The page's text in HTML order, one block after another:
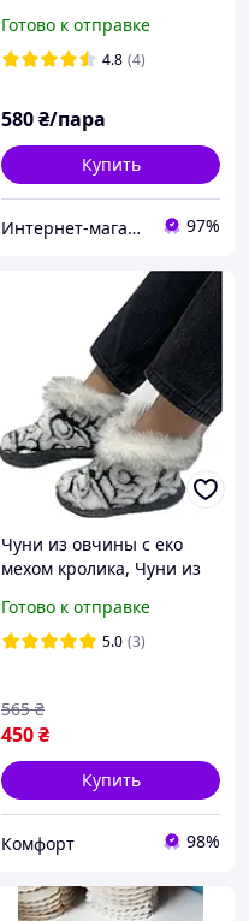
Готово к отправке
4.8 (4)
580₴/пара
Купить
Интернет-магазин "Галерея Овчины" 97%
Чуни из овчины с еко
мехом кролика, Чуни из
Теплые чуни, Тапочки из
овчины, Чуни меховые
Готово к отправке
5.0 (3)
450₴
565 ₴
Купить
Комфорт 98%